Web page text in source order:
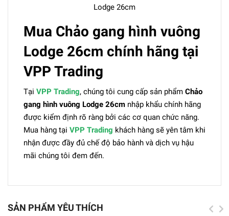
Lodge 26cm
Mua Chảo gang hình vuông
Lodge 26cm chính hãng tại
VPP Trading
Tại VPP Trading, chúng tôi cung cấp sản phẩm Chảo
gang hình vuông Lodge 26cm nhập khẩu chính hãng
được kiểm định rõ ràng bởi các cơ quan chức năng.
Mua hàng tại VPP Trading khách hàng sẽ yên tâm khi
nhận được đầy đủ chế độ bảo hành và dịch vụ hậu
mãi chúng tôi đem đến.
SẢN PHẨM YÊU THÍCH